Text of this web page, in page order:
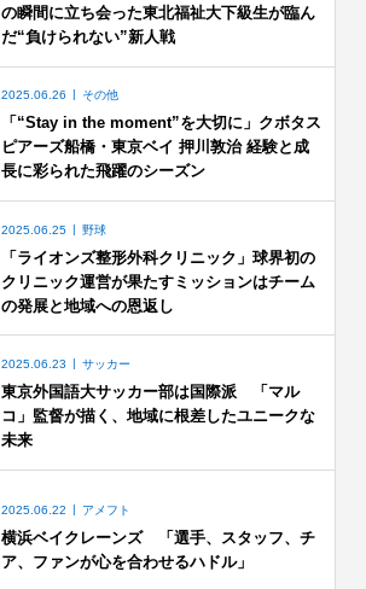
の瞬間に立ち会った東北福祉大下級生が臨ん
だ“負けられない”新人戦
2025.06.26 その他
「“Stay in the moment”を大切に」クボタス
ピアーズ船橋・東京ベイ 押川敦治 経験と成
長に彩られた飛躍のシーズン
2025.06.25 野球
「ライオンズ整形外科クリニック」球界初の
クリニック運営が果たすミッションはチーム
の発展と地域への恩返し
2025.06.23 サッカー
東京外国語大サッカー部は国際派 「マル
コ」監督が描く、地域に根差したユニークな
未来
2025.06.22 アメフト
横浜ベイクレーンズ 「選手、スタッフ、チ
ア、ファンが心を合わせるハドル」